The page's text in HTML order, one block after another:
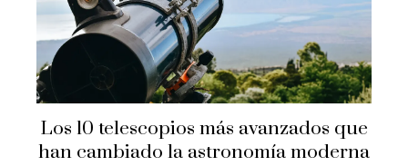
Los 10 telescopios más avanzados que
han cambiado la astronomía moderna